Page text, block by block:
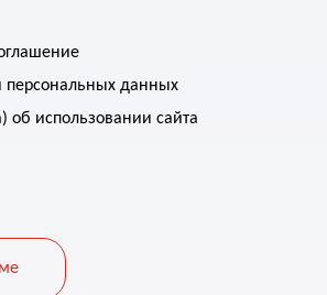
персональных данных
об использовании сайта